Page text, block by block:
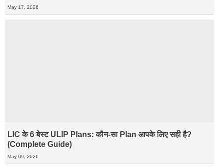
May 17, 2026
LIC के 6 बेस्ट ULIP Plans: कौन-सा Plan आपके लिए सही है?
(Complete Guide)
May 09, 2026